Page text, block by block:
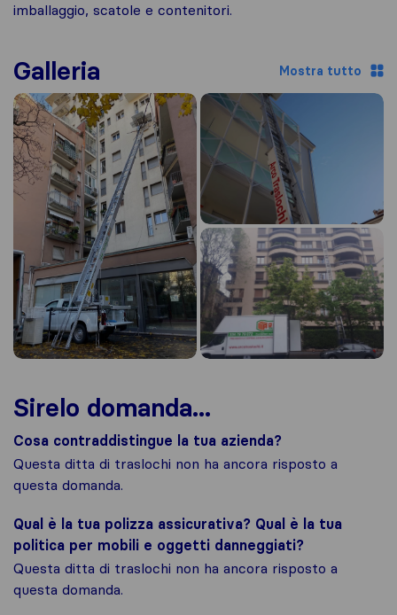
imballaggio, scatole e contenitori.
Galleria Mostra tutto
Sirelo domanda...
Cosa contraddistingue la tua azienda?
Questa ditta di traslochi non ha ancora risposto a
questa domanda.
Qual è la tua polizza assicurativa? Qual è la tua
politica per mobili e oggetti danneggiati?
Questa ditta di traslochi non ha ancora risposto a
questa domanda.